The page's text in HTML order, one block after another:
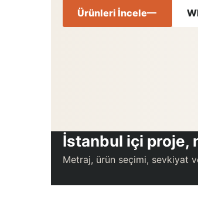
Ürünleri İncele
İstanbul içi proje,
Metraj, ürün seçimi, sevkiyat